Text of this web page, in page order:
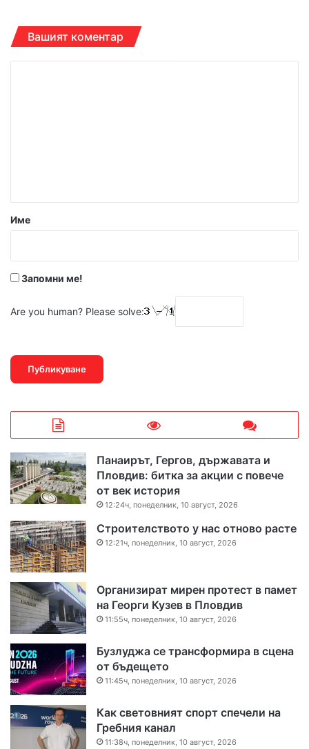
Вашият коментар
р
Име
Запомни ме!
Are you human? Please solve:
Панаирът, Гергов, държавата и
Пловдив: битка за акции с повече
от век история
12:24ч, понеделник, 10 август, 2026
Строителството у нас отново расте
12:21ч, понеделник, 10 август, 2026
Организират мирен протест в памет
на Георги Кузев в Пловдив
11:55ч, понеделник, 10 август, 2026
Бузлуджа се трансформира в сцена
от бъдещето
11:45ч, понеделник, 10 август, 2026
Как световният спорт спечели на
Гребния канал
11:38ч, понеделник, 10 август, 2026